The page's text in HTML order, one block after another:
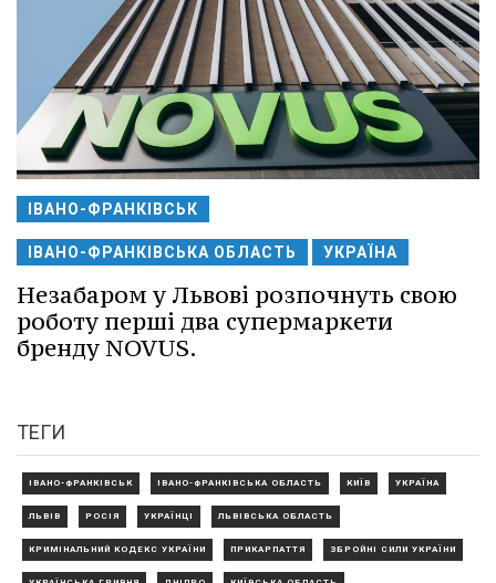
ІВАНО-ФРАНКІВСЬК
ІВАНО-ФРАНКІВСЬКА ОБЛАСТЬ УКРАЇНА
Незабаром у Львові розпочнуть свою
роботу перші два супермаркети
бренду NOVUS.
ТЕГИ
ІВАНО-ФРАНКІВСЬК ІВАНО-ФРАНКІВСЬКА ОБЛАСТЬ КИЇВ УКРАЇНА
ЛЬВІВ РОСІЯ УКРАЇНЦІ ЛЬВІВСЬКА ОБЛАСТЬ
КРИМІНАЛЬНИЙ КОДЕКС УКРАЇНИ ПРИКАРПАТТЯ ЗБРОЙНІ СИЛИ УКРАЇНИ